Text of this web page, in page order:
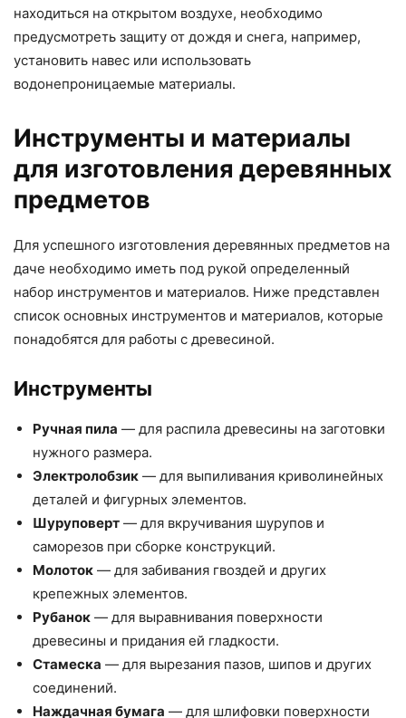
находиться на открытом воздухе, необходимо
предусмотреть защиту от дождя и снега, например,
установить навес или использовать
водонепроницаемые материалы.
Инструменты и материалы
для изготовления деревянных
предметов
Для успешного изготовления деревянных предметов на
даче необходимо иметь под рукой определенный
набор инструментов и материалов. Ниже представлен
список основных инструментов и материалов, которые
понадобятся для работы с древесиной.
Инструменты
Ручная пила — для распила древесины на заготовки
нужного размера.
Электролобзик — для выпиливания криволинейных
деталей и фигурных элементов.
Шуруповерт — для вкручивания шурупов и
саморезов при сборке конструкций.
Молоток — для забивания гвоздей и других
крепежных элементов.
Рубанок — для выравнивания поверхности
древесины и придания ей гладкости.
Стамеска — для вырезания пазов, шипов и других
соединений.
Наждачная бумага — для шлифовки поверхности